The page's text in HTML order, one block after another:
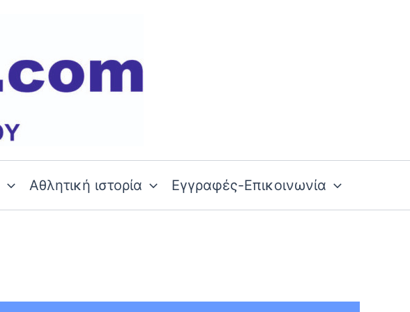
Αθλητική ιστορία Εγγραφές-Επικοινωνία